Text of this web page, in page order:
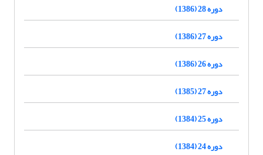
دوره 28 (1386)
دوره 27 (1386)
دوره 26 (1386)
دوره 27 (1385)
دوره 25 (1384)
دوره 24 (1384)